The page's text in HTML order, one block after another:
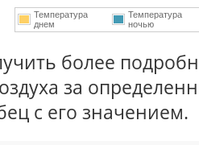
Температура
днем
Температура
ночью
более
за
с его значением.